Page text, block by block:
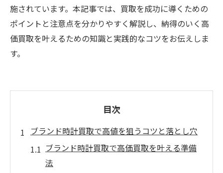
施されています。本記事では、買取を成功に導くための
ポイントと注意点を分かりやすく解説し、納得のいく高
価買取を叶えるための知識と実践的なコツをお伝えしま
す。
目次
ブランド時計買取で高値を狙うコツと落とし穴
ブランド時計買取で高価買取を叶える準備
法